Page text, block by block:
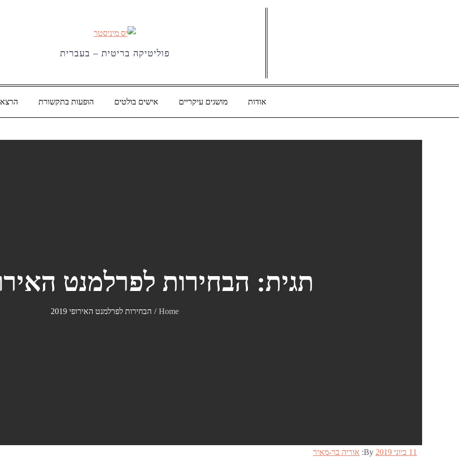
פוליטיקה בריטית – בעברית
אודות מושגים עיקריים אישים בולטים הופעות בתקשורת
תגית: הבחירות לפרלמנט האירופי
Home הבחירות לפרלמנט האירופי 2019
Posted
11 ביוני 2019 By: אוריה בר-מאיר